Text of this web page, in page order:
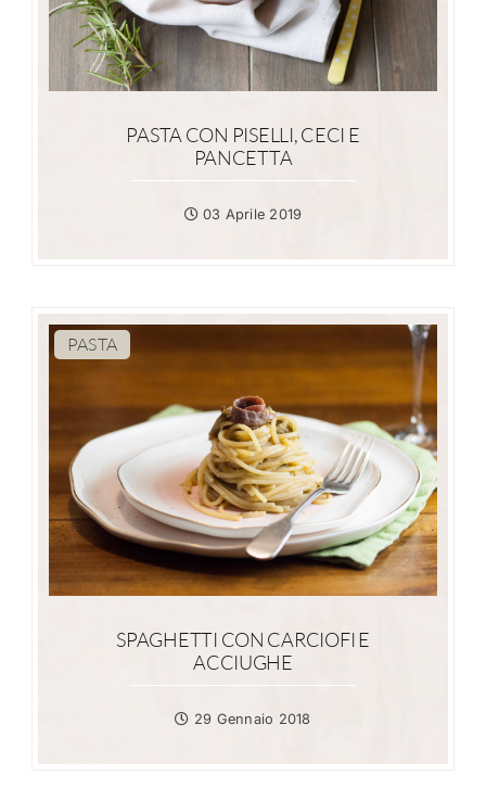
PASTA CON PISELLI, CECI E
PANCETTA
03 Aprile 2019
PASTA
SPAGHETTI CON CARCIOFI E
ACCIUGHE
29 Gennaio 2018